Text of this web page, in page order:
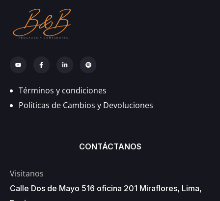
Términos y condiciones
Políticas de Cambios y Devoluciones
CONTÁCTANOS
Visitanos
Calle Dos de Mayo 516 oficina 201 Miraflores, Lima,